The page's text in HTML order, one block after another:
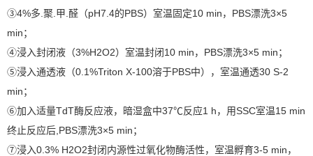
③4%多.聚.甲.醛（pH7.4的PBS）室温固定10 min，PBS漂洗3×5
min；
④浸入封闭液（3%H2O2）室温封闭10 min，PBS漂洗3×5 min；
⑤浸入通透液（0.1%Triton X-100溶于PBS中），室温通透30 S-2
min；
⑥加入适量TdT酶反应液，暗湿盒中37℃反应1 h，用SSC室温15 min
终止反应后,PBS漂洗3×5 min；
⑦浸入0.3% H2O2封闭内源性过氧化物酶活性，室温孵育3-5 min，